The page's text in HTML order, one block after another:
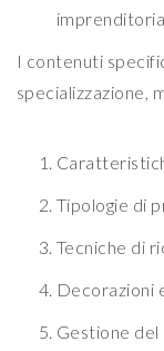
I contenuti
specializzazione,
Tipologie di
Tecniche di
Decorazioni
Gestione del